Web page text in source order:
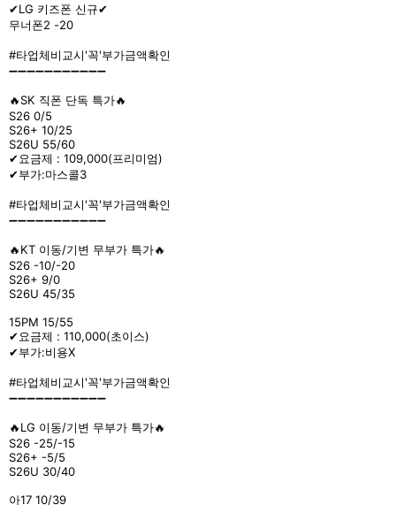
✔LG 키즈폰 신규✔
무너폰2 -20
#타업체비교시'꼭'부가금액확인
➖➖➖➖➖➖➖➖➖➖➖
🔥SK 직폰 단독 특가🔥
S26 0/5
S26+ 10/25
S26U 55/60
✔요금제 : 109,000(프리미엄)
✔부가:마스콜3
#타업체비교시'꼭'부가금액확인
➖➖➖➖➖➖➖➖➖➖➖
🔥KT 이동/기변 무부가 특가🔥
S26 -10/-20
S26+ 9/0
S26U 45/35
15PM 15/55
✔요금제 : 110,000(초이스)
✔부가:비용X
#타업체비교시'꼭'부가금액확인
➖➖➖➖➖➖➖➖➖➖➖
🔥LG 이동/기변 무부가 특가🔥
S26 -25/-15
S26+ -5/5
S26U 30/40
아17 10/39